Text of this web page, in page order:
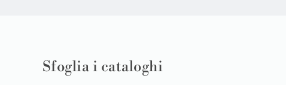
Sfoglia i cataloghi